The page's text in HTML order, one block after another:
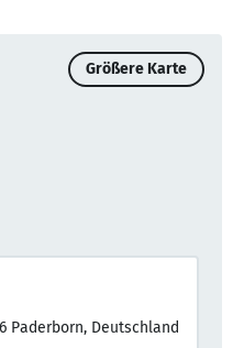
Größere Karte
Paderborn, Deutschland